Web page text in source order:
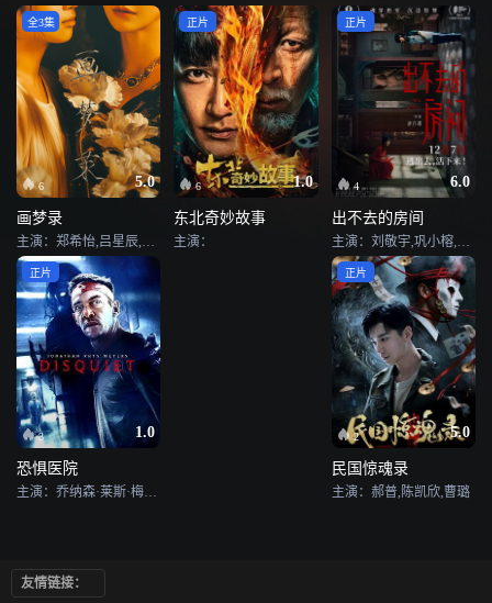
6 5.0
全3集
画梦录
6 1.0
正片
东北奇妙故事
主演：
4 6.0
正片
出不去的房间
3 1.0
正片
恐惧医院
主演：乔纳森·莱斯·梅耶斯,洛奇林·莫罗,伊利斯·莱韦斯克,安尼塔·布朗,布拉德利·斯泰克尔,加里·切克,Rachelle Goulding,米拉·琼斯,Andre Tricoteux,特雷佐·马霍洛
2 5.0
正片
民国惊魂录
主演：郝普,陈凯欣,曹璐
友情链接：